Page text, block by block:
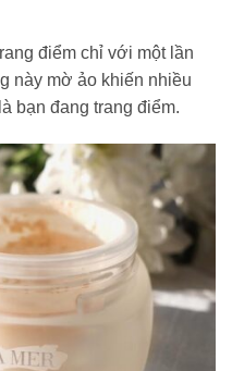
điểm chỉ với một lần
này mờ ảo khiến nhiều
bạn đang trang điểm.